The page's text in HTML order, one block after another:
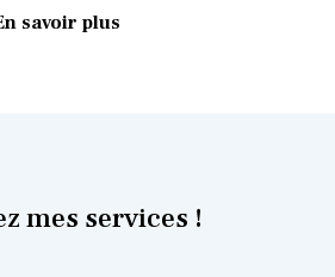
savoir plus
mes services !